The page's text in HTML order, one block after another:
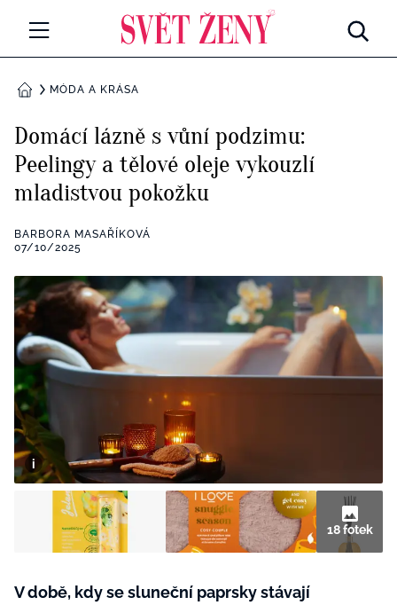
Všechny kategorie
Rozhovory
RETROHUBKY
Všechny kategorie
Seberozvoj
Všechny kategorie
Životní styl
ZÁBAVA
Všechny kategorie
Testy a kvízy
BYDLENÍ
Všechny kategorie
Tvoření
Rady a tipy
BurdaMedia
Extra
SVĚT ŽENY - 599 KČ
ROČNÍ PŘEDPLATNÉ SVĚT ŽENY +
SADA PRODUKTŮ MANA (10 ks)
DOMŮMÓDA A KRÁSA
Domácí lázně s vůní podzimu:
Peelingy a tělové oleje vykouzlí
mladistvou pokožku
BARBORA MASAŘÍKOVÁ
07/10/2025
18 fotek
V době, kdy se sluneční paprsky stávají